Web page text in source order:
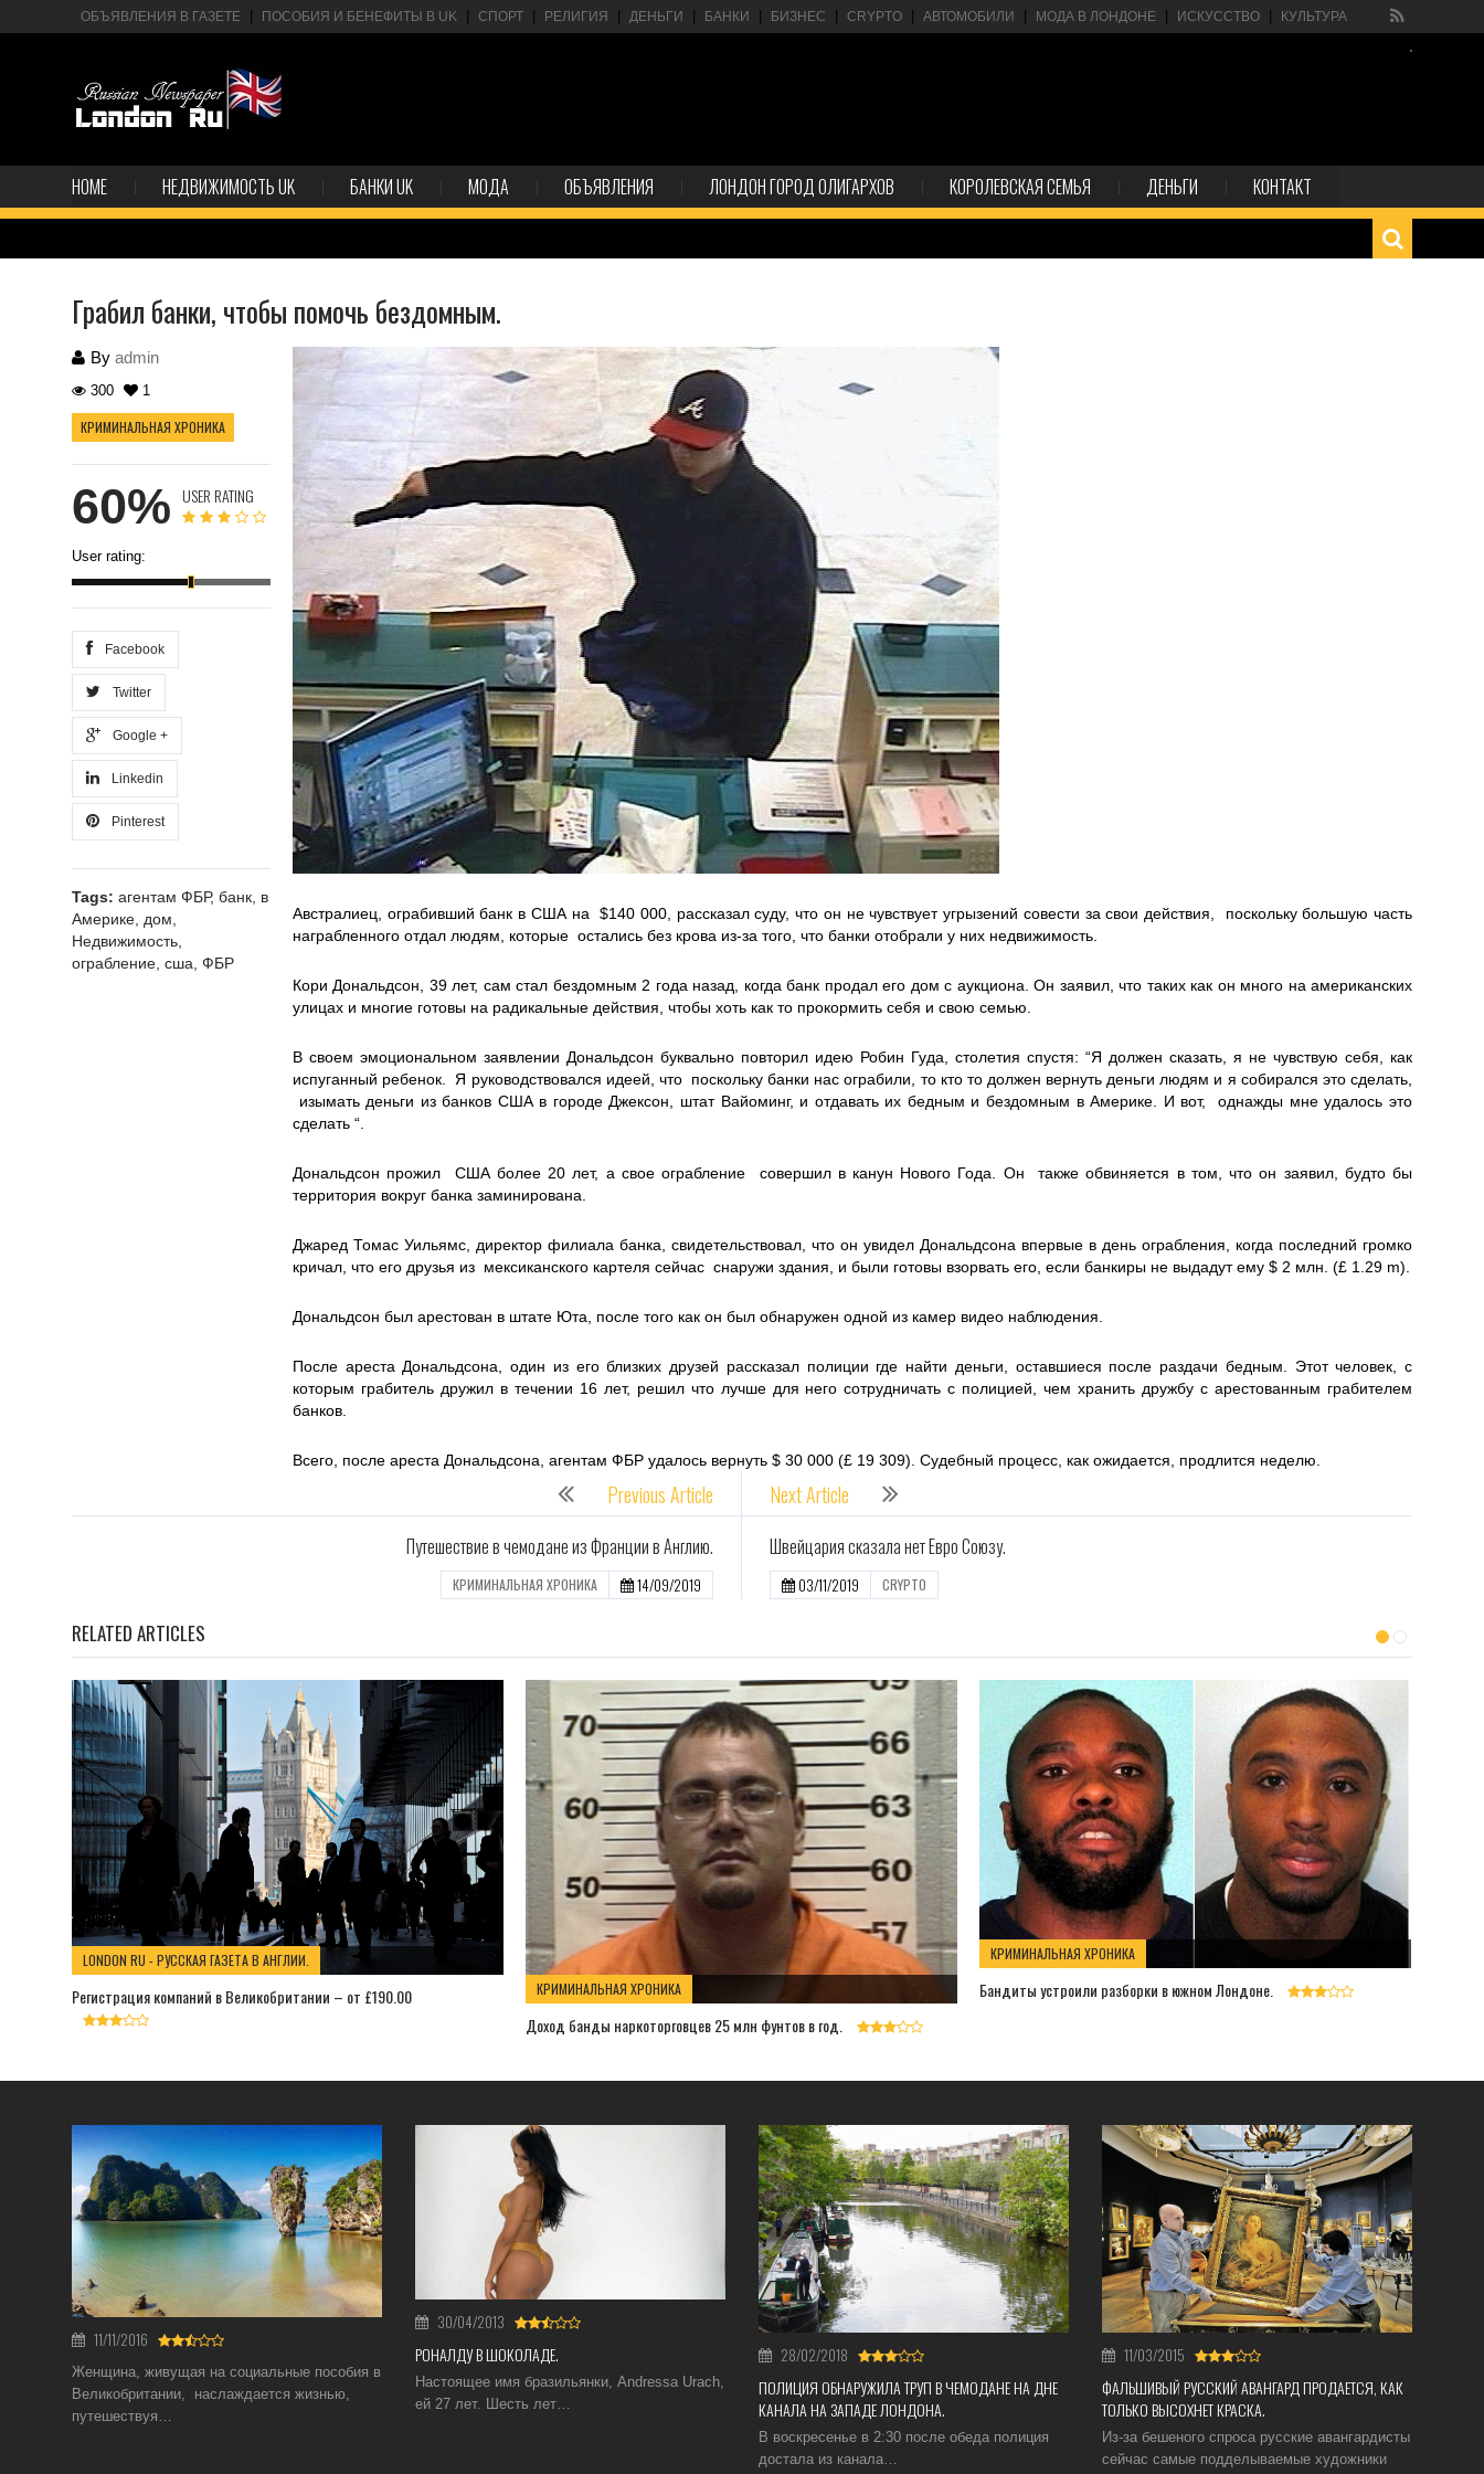
ОБЪЯВЛЕНИЯ В ГАЗЕТЕ ПОСОБИЯ И БЕНЕФИТЫ В UK СПОРТ РЕЛИГИЯ ДЕНЬГИ БАНКИ БИЗНЕС CRYPTO АВТОМОБИЛИ МОДА В ЛОНДОНЕ ИСКУССТВО КУЛЬТУРА
HOME НЕДВИЖИМОСТЬ UK БАНКИ UK МОДА ОБЪЯВЛЕНИЯ ЛОНДОН ГОРОД ОЛИГАРХОВ КОРОЛЕВСКАЯ СЕМЬЯ ДЕНЬГИ КОНТАКТ
Грабил банки, чтобы помочь бездомным.
By admin
300 1
КРИМИНАЛЬНАЯ ХРОНИКА
60% USER RATING
User rating:
Facebook
Twitter
Google +
Linkedin
Pinterest
Tags: агентам ФБР, банк в
Америке дом
Недвижимость
ограбление сша ФБР
Австралиец, ограбивший банк в США на $140 000, рассказал суду, что он не чувствует угрызений совести за свои действия, поскольку большую часть
награбленного отдал людям, которые остались без крова из-за того, что банки отобрали у них недвижимость.
Кори Дональдсон, 39 лет, сам стал бездомным 2 года назад, когда банк продал его дом с аукциона. Он заявил, что таких как он много на американских
улицах и многие готовы на радикальные действия, чтобы хоть как то прокормить себя и свою семью.
В своем эмоциональном заявлении Дональдсон буквально повторил идею Робин Гуда, столетия спустя: “Я должен сказать, я не чувствую себя, как
испуганный ребенок. Я руководствовался идеей, что поскольку банки нас ограбили, то кто то должен вернуть деньги людям и я собирался это сделать,
изымать деньги из банков США в городе Джексон, штат Вайоминг, и отдавать их бедным и бездомным в Америке. И вот, однажды мне удалось это
сделать “.
Дональдсон прожил США более 20 лет, а свое ограбление совершил в канун Нового Года. Он также обвиняется в том, что он заявил, будто бы
территория вокруг банка заминирована.
Джаред Томас Уильямс, директор филиала банка, свидетельствовал, что он увидел Дональдсона впервые в день ограбления, когда последний громко
кричал, что его друзья из мексиканского картеля сейчас снаружи здания, и были готовы взорвать его, если банкиры не выдадут ему $ 2 млн. (£ 1.29 m).
Дональдсон был арестован в штате Юта, после того как он был обнаружен одной из камер видео наблюдения.
После ареста Дональдсона, один из его близких друзей рассказал полиции где найти деньги, оставшиеся после раздачи бедным. Этот человек, с
которым грабитель дружил в течении 16 лет, решил что лучше для него сотрудничать с полицией, чем хранить дружбу с арестованным грабителем
банков.
Всего, после ареста Дональдсона, агентам ФБР удалось вернуть $ 30 000 (£ 19 309). Судебный процесс, как ожидается, продлится неделю.
Previous Article
Путешествие в чемодане из Франции в Англию.
14/09/2019
КРИМИНАЛЬНАЯ ХРОНИКА
Next Article
Швейцария сказала нет Евро Союзу.
03/11/2019 CRYPTO
RELATED ARTICLES
LONDON RU - РУССКАЯ ГАЗЕТА В АНГЛИИ.
Регистрация компаний в Великобритании – от £190.00 КРИМИНАЛЬНАЯ ХРОНИКА
Доход банды наркоторговцев 25 млн фунтов в год.
КРИМИНАЛЬНАЯ ХРОНИКА
Бандиты устроили разборки в южном Лондоне.
11/11/2016
Женщина, живущая на социальные пособия в
Великобритании, наслаждается жизнью,
путешествуя…
30/04/2013
РОНАЛДУ В ШОКОЛАДЕ.
Настоящее имя бразильянки, Andressa Urach,
ей 27 лет. Шесть лет…
28/02/2018
ПОЛИЦИЯ ОБНАРУЖИЛА ТРУП В ЧЕМОДАНЕ НА ДНЕ
КАНАЛА НА ЗАПАДЕ ЛОНДОНА.
В воскресенье в 2:30 после обеда полиция
достала из канала…
11/03/2015
ФАЛЬШИВЫЙ РУССКИЙ АВАНГАРД ПРОДАЕТСЯ, КАК
ТОЛЬКО ВЫСОХНЕТ КРАСКА.
Из-за бешеного спроса русские авангардисты
сейчас самые подделываемые художники